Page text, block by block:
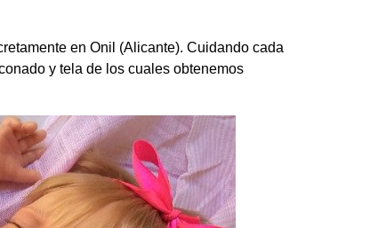
en Onil (Alicante). Cuidando cada
y tela de los cuales obtenemos